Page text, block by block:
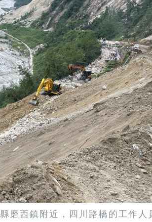
磨西鎮附近，四川路橋的工作人